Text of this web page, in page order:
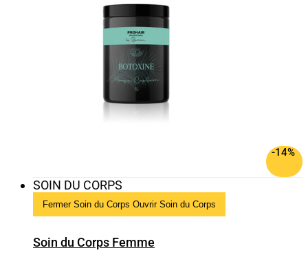
-14%
SOIN DU CORPS
Fermer Soin du Corps Ouvrir Soin du Corps
Soin du Corps Femme